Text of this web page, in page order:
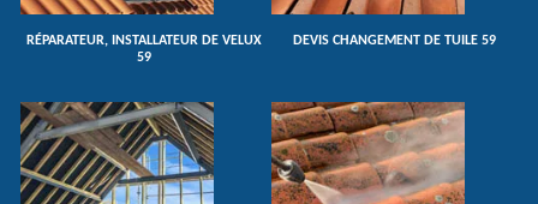
RÉPARATEUR, INSTALLATEUR DE VELUX
59
DEVIS CHANGEMENT DE TUILE 59